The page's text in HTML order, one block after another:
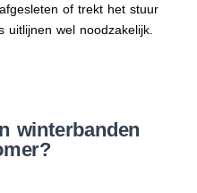
of trekt het stuur
wel noodzakelijk.
winterbanden